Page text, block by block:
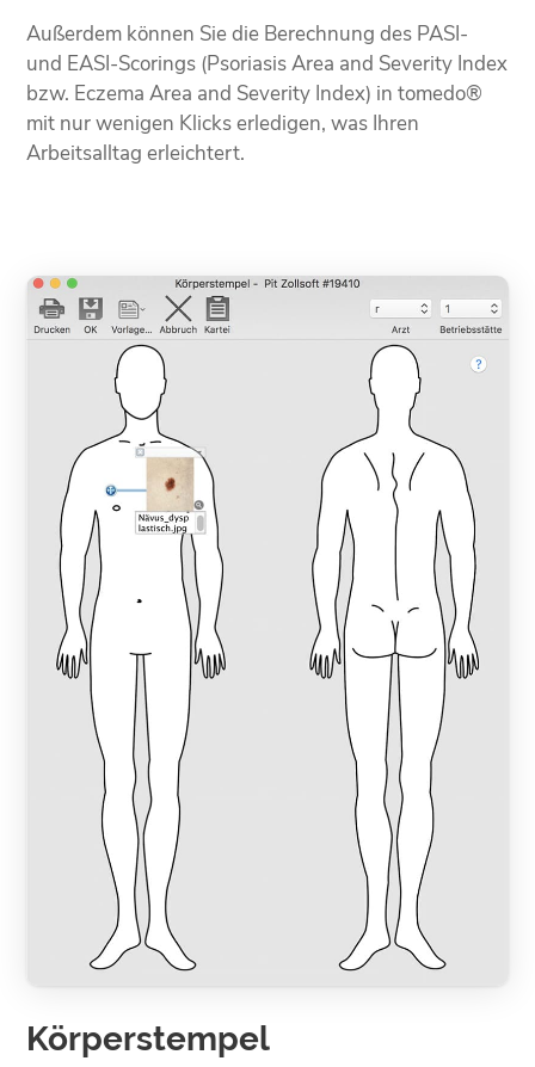
Außerdem können Sie die Berechnung des PASI-
und EASI-Scorings (Psoriasis Area and Severity Index
bzw. Eczema Area and Severity Index) in tomedo®
mit nur wenigen Klicks erledigen, was Ihren
Arbeitsalltag erleichtert.
Körperstempel